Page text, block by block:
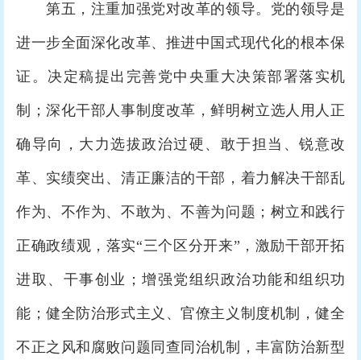
第五，注重加强党对改革的领导。党的领导是
进一步全面深化改革、推进中国式现代化的根本保
证。决定稿提出完善党中央重大决策部署落实机
制；深化干部人事制度改革，鲜明树立选人用人正
确导向，大力选拔政治过硬、敢于担当、锐意改
革、实绩突出、清正廉洁的干部，着力解决干部乱
作为、不作为、不敢为、不善为问题；树立和践行
正确政绩观，落实“三个区分开来”，激励干部开拓
进取、干事创业；增强党组织政治功能和组织功
能；健全防治形式主义、官僚主义制度机制，健全
不正之风和腐败问题同查同治机制，丰富防治新型